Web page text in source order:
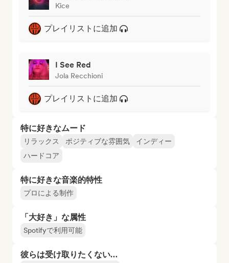
Kice
プレイリストに追加
I See Red
Jola Recchioni
プレイリストに追加
特に好きなムード
リラックス ポジティブな雰囲気
インディー
ハードコア
特に好きな音楽的特性
プロによる制作
「大好き」な属性
Spotifyで利用可能
彼らは受け取りたくない…